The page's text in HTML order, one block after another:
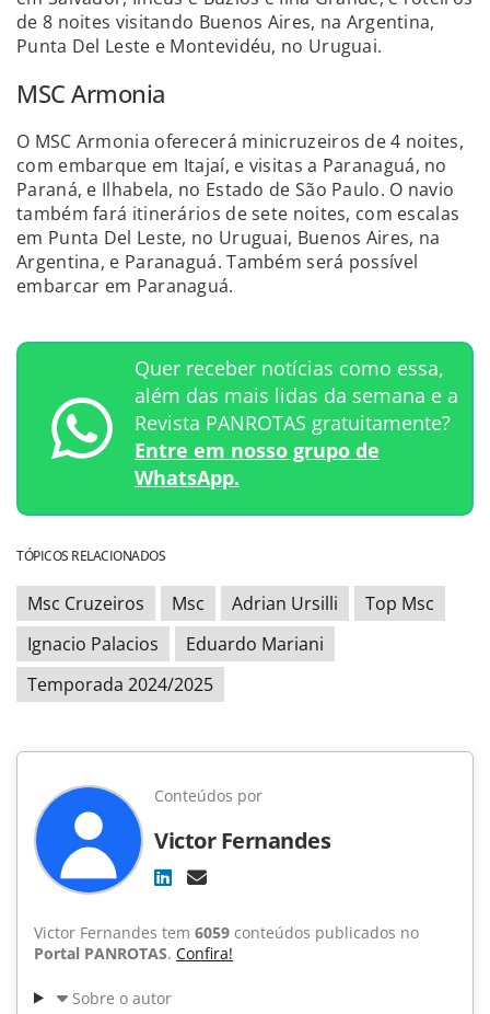
de 8 noites visitando Buenos Aires, na Argentina,
Punta Del Leste e Montevidéu, no Uruguai.
MSC Armonia
O MSC Armonia oferecerá minicruzeiros de 4 noites,
com embarque em Itajaí, e visitas a Paranaguá, no
Paraná, e Ilhabela, no Estado de São Paulo. O navio
também fará itinerários de sete noites, com escalas
em Punta Del Leste, no Uruguai, Buenos Aires, na
Argentina, e Paranaguá. Também será possível
embarcar em Paranaguá.
Quer receber notícias como essa,
além das mais lidas da semana e a
Revista PANROTAS gratuitamente?
Entre em nosso grupo de
WhatsApp.
TÓPICOS RELACIONADOS
Msc Cruzeiros Msc Adrian Ursilli
Top Msc
Ignacio Palacios
Eduardo Mariani
Temporada 2024/2025
Conteúdos por
Victor Fernandes
Victor Fernandes tem 6059 conteúdos publicados no
Portal PANROTAS. Confira!
Sobre o autor